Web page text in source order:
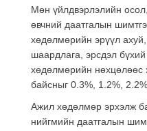
Мөн үйлдвэрлэлийн
өвчний даатгалын
хөдөлмөрийн эрүүл
шаардлага, эрсдэл
хөдөлмөрийн
байсныг 0.3%, 1.2%,
Ажил хөдөлмөр эрхэлж
нийгмийн даатгалын